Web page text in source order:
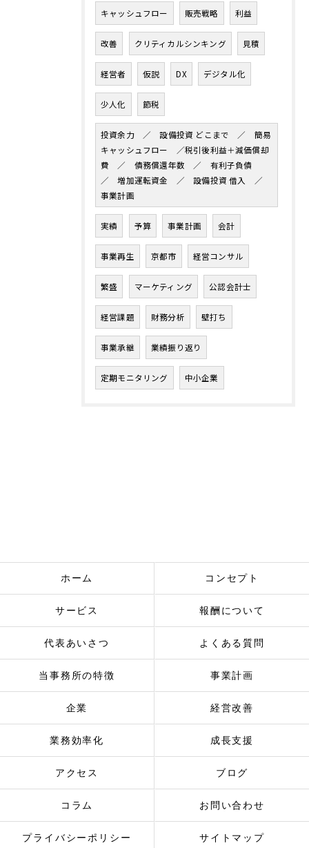
キャッシュフロー 販売戦略 利益
改善 クリティカルシンキング 見積
経営者 仮説 DX デジタル化
少人化 節税
投資余力 ／ 設備投資 どこまで ／ 簡易
キャッシュフロー ／税引後利益＋減価償却
費 ／ 債務償還年数 ／ 有利子負債
／ 増加運転資金 ／ 設備投資 借入 ／
事業計画
実績 予算 事業計画 会計
事業再生 京都市 経営コンサル
繁盛 マーケティング 公認会計士
経営課題 財務分析 壁打ち
事業承継 業績振り返り
定期モニタリング 中小企業
ホーム コンセプト
サービス 報酬について
代表あいさつ よくある質問
当事務所の特徴 事業計画
企業 経営改善
業務効率化 成長支援
アクセス ブログ
コラム お問い合わせ
プライバシーポリシー サイトマップ